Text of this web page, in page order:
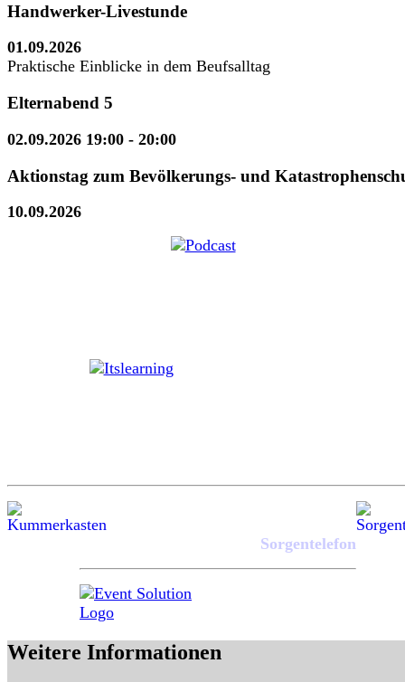
Handwerker-Livestunde
01.09.2026
Praktische Einblicke in dem Beufsalltag
Elternabend 5
02.09.2026 19:00 - 20:00
Aktionstag zum Bevölkerungs- und
10.09.2026
Sorgentelefon
Weitere Informationen